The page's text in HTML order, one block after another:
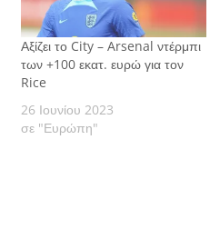
Αξίζει το City – Arsenal ντέρμπι
των +100 εκατ. ευρώ για τον
Rice
26 Ιουνίου 2023
σε "Ευρώπη"